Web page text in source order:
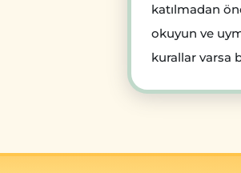
katılmadan
okuyun ve
kurallar varsa